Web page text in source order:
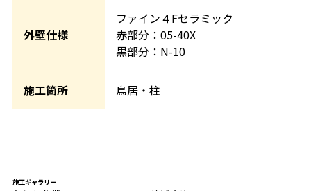
外壁仕様
ファイン４Fセラミック
赤部分：05-40X
黒部分：N-10
施工箇所 鳥居・柱
施工ギャラリー